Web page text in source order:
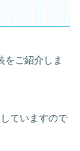
をご紹介しま
ていますので